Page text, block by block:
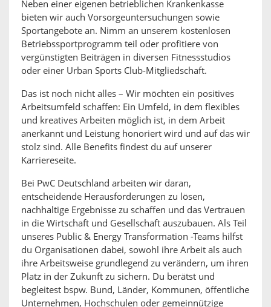
Neben einer eigenen betrieblichen Krankenkasse
bieten wir auch Vorsorgeuntersuchungen sowie
Sportangebote an. Nimm an unserem kostenlosen
Betriebssportprogramm teil oder profitiere von
vergünstigten Beiträgen in diversen Fitnessstudios
oder einer Urban Sports Club-Mitgliedschaft.
Das ist noch nicht alles – Wir möchten ein positives
Arbeitsumfeld schaffen: Ein Umfeld, in dem flexibles
und kreatives Arbeiten möglich ist, in dem Arbeit
anerkannt und Leistung honoriert wird und auf das wir
stolz sind. Alle Benefits findest du auf unserer
Karriereseite.
Bei PwC Deutschland arbeiten wir daran,
entscheidende Herausforderungen zu lösen,
nachhaltige Ergebnisse zu schaffen und das Vertrauen
in die Wirtschaft und Gesellschaft auszubauen. Als Teil
unseres Public & Energy Transformation -Teams hilfst
du Organisationen dabei, sowohl ihre Arbeit als auch
ihre Arbeitsweise grundlegend zu verändern, um ihren
Platz in der Zukunft zu sichern. Du berätst und
begleitest bspw. Bund, Länder, Kommunen, öffentliche
Unternehmen, Hochschulen oder gemeinnützige